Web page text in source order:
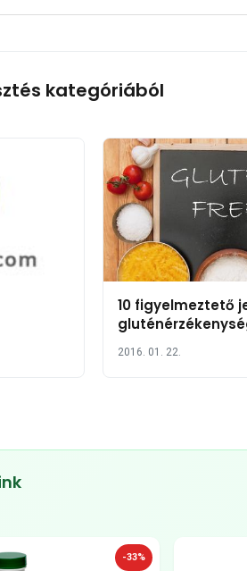
kategóriából
10 figyelmeztető
hagyunk
2016. 01. 22.
-33%